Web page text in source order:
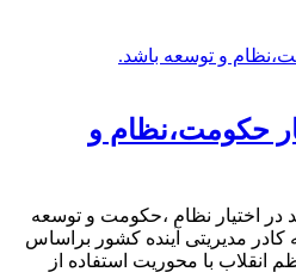
حکومت،نظام و
در اختیار نظام ،حکومت و توسعه
کادر مدیریتی آینده کشور براساس
انقلاب با محوریت استفاده از